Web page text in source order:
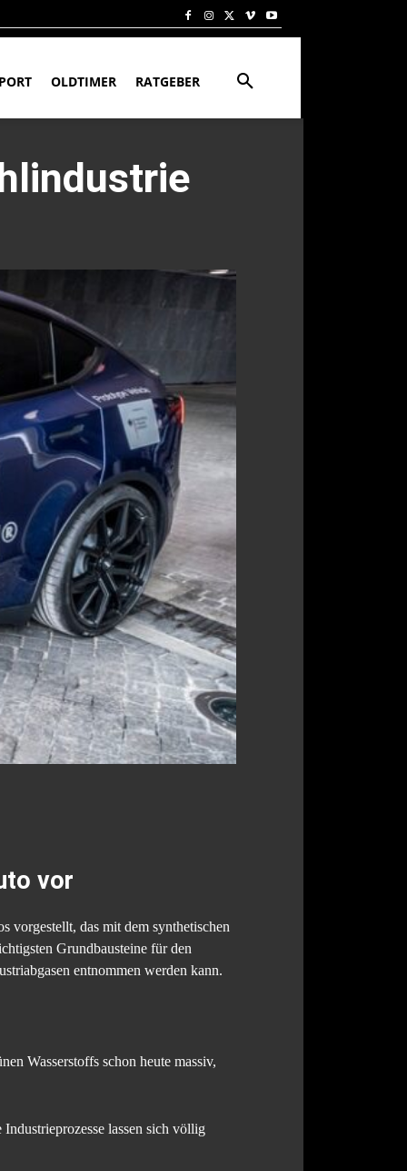
OLDTIMER RATGEBER
vor
vorgestellt, das mit dem synthetischen
Grundbausteine für den
entnommen werden kann.
Wasserstoffs schon heute massiv,
lassen sich völlig